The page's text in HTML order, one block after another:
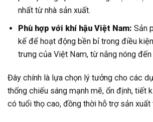
nhất từ nhà sản xuất.
Phù hợp với khí hậu Việt Nam: Sản
kế để hoạt động bền bỉ trong điều
trưng của Việt Nam, từ nắng nóng
Đây chính là lựa chọn lý tưởng cho các
thống chiếu sáng mạnh mẽ, ổn định, tiết
có tuổi thọ cao, đồng thời hỗ trợ sản xuất